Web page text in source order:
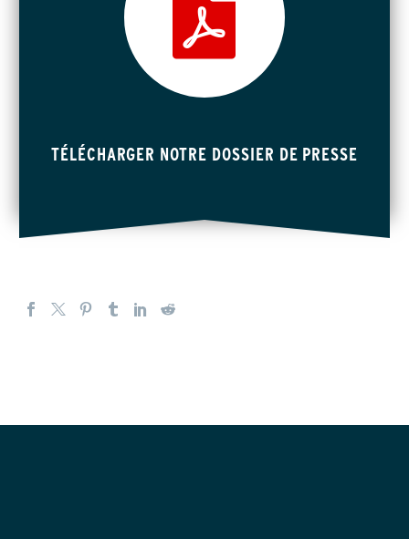
TÉLÉCHARGER NOTRE DOSSIER DE PRESSE